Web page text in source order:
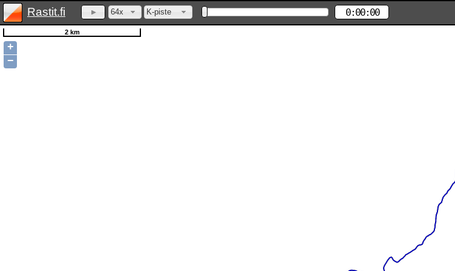
Rastit.fi 64x K-piste 0:00:00
2 km
+
−